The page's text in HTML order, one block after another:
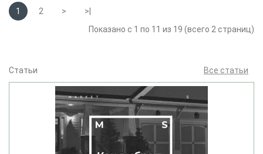
1 2 >
>|
Показано с 1 по 11 из 19 (всего 2 страниц)
Статьи Все статьи